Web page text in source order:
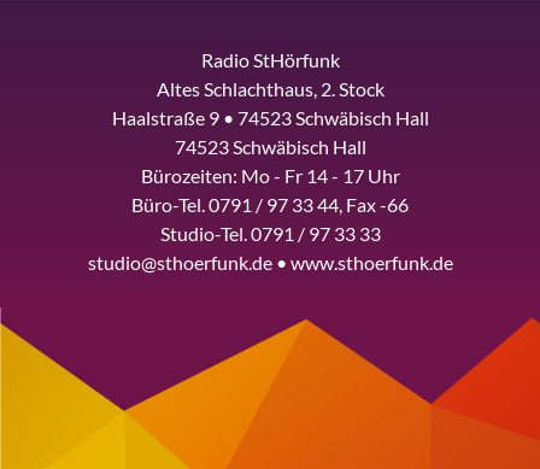
Radio StHörfunk
Altes Schlachthaus, 2. Stock
Haalstraße 9 • 74523 Schwäbisch Hall
74523 Schwäbisch Hall
Bürozeiten: Mo - Fr 14 - 17 Uhr
Büro-Tel. 0791 / 97 33 44, Fax -66
Studio-Tel. 0791 / 97 33 33
studio@sthoerfunk.de • www.sthoerfunk.de